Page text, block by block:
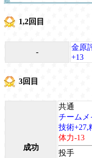
1,2回目
-
金原
+13
3回目
成功
共通
チームメ
技術+27,
体力-13
投手